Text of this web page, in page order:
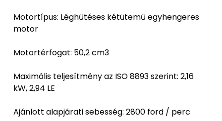
Motortípus: Léghűtéses kétütemű egyhengeres
motor
Motortérfogat: 50,2 cm3
Maximális teljesítmény az ISO 8893 szerint: 2,16
kW, 2,94 LE
Ajánlott alapjárati sebesség: 2800 ford / perc